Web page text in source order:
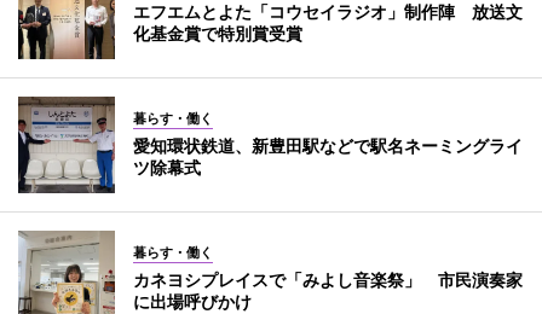
エフエムとよた「コウセイラジオ」制作陣 放送文
化基金賞で特別賞受賞
暮らす・働く
愛知環状鉄道、新豊田駅などで駅名ネーミングライ
ツ除幕式
暮らす・働く
カネヨシプレイスで「みよし音楽祭」 市民演奏家
に出場呼びかけ